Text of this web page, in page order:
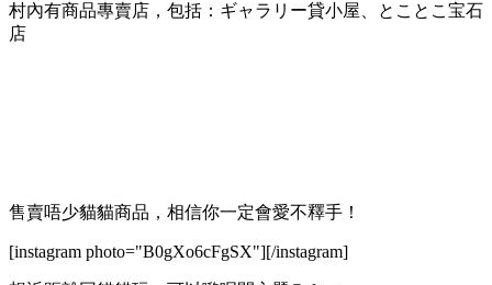
村內有商品專賣店，包括：ギャラリー貸小屋、とことこ宝石
店
售賣唔少貓貓商品，相信你一定會愛不釋手！
[instagram photo="B0gXo6cFgSX"][/instagram]